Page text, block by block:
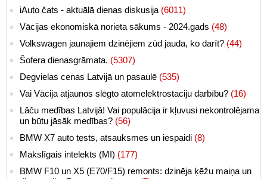
iAuto čats - aktuālā dienas diskusija (6011)
Vācijas ekonomiskā norieta sākums - 2024.gads (48)
Volkswagen jaunajiem dzinējiem zūd jauda, ko darīt? (44)
Šofera dienasgrāmata. (5307)
Degvielas cenas Latvijā un pasaulē (535)
Vai Vācija atjaunos slēgto atomelektrostaciju darbību? (16)
Lāču medības Latvijā! Vai populācija ir kļuvusi nekontrolējama
un būtu jāsāk medības? (56)
BMW X7 auto tests, atsauksmes un iespaidi (8)
Makslīgais intelekts (MI) (177)
BMW F10 un X5 (E70/F15) remonts: dzinēja ķēžu maiņa un